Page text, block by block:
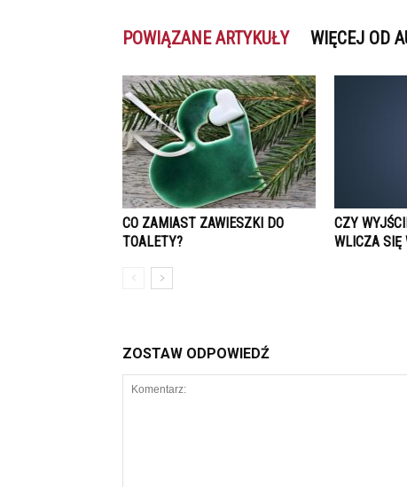
POWIĄZANE ARTYKUŁY WIĘCEJ OD
CO ZAMIAST ZAWIESZKI DO
TOALETY?
CZY
WLICZA SIĘ
ZOSTAW ODPOWIEDŹ